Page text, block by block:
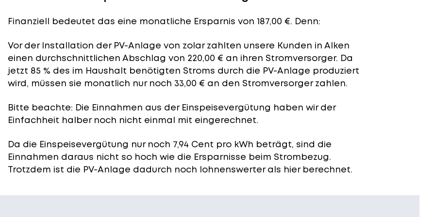
Finanziell bedeutet das eine monatliche Ersparnis von 187,00 €. Denn:
Vor der Installation der PV-Anlage von zolar zahlten unsere Kunden in Alken
einen durchschnittlichen Abschlag von 220,00 € an ihren Stromversorger. Da
jetzt 85 % des im Haushalt benötigten Stroms durch die PV-Anlage produziert
wird, müssen sie monatlich nur noch 33,00 € an den Stromversorger zahlen.
Bitte beachte: Die Einnahmen aus der Einspeisevergütung haben wir der
Einfachheit halber noch nicht einmal mit eingerechnet.
Da die Einspeisevergütung nur noch 7,94 Cent pro kWh beträgt, sind die
Einnahmen daraus nicht so hoch wie die Ersparnisse beim Strombezug.
Trotzdem ist die PV-Anlage dadurch noch lohnenswerter als hier berechnet.